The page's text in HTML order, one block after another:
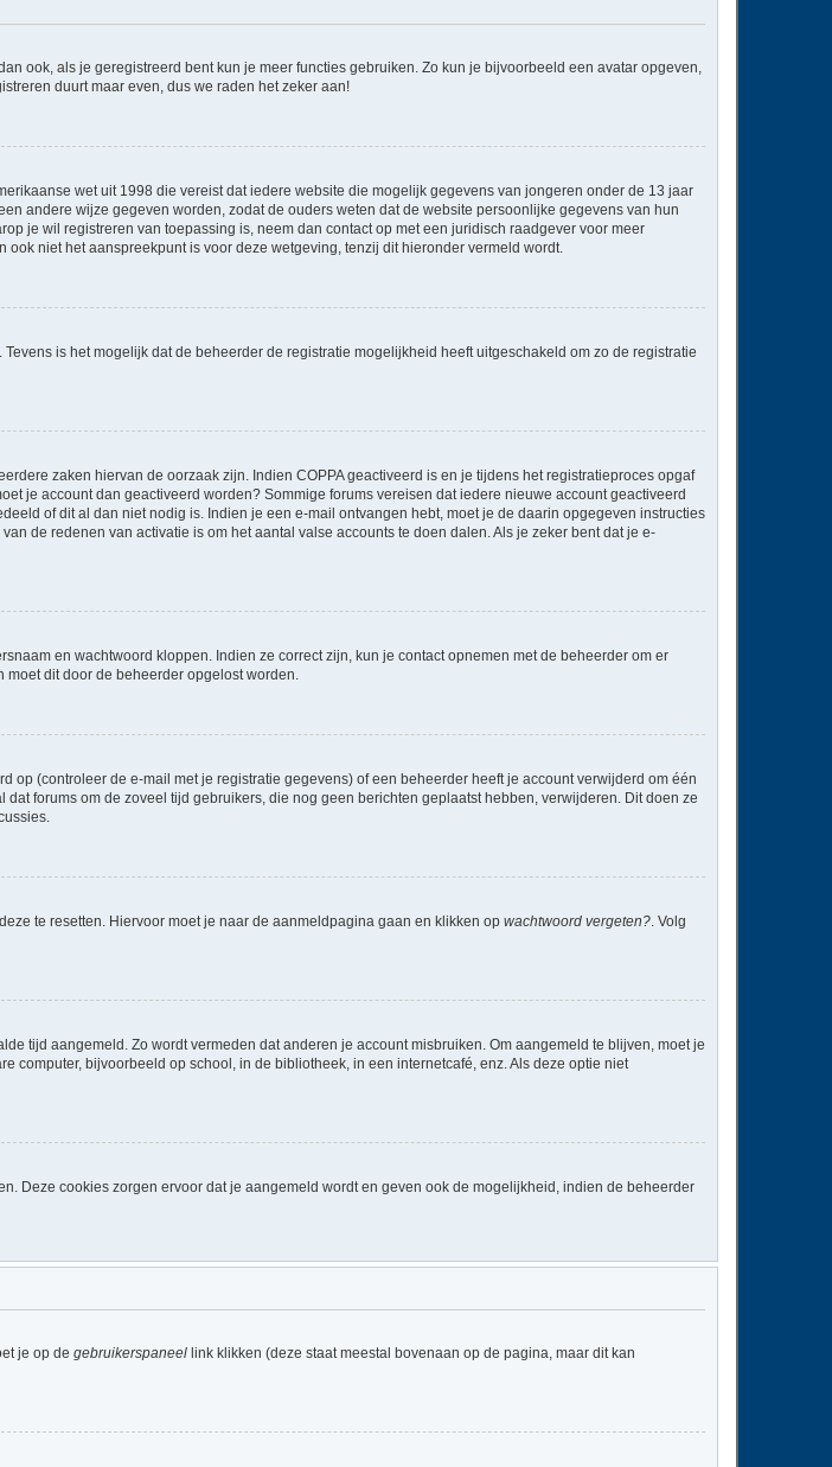
ook, als je geregistreerd bent kun je meer functies gebruiken. Zo kun je bijvoorbeeld een avatar opgeven,
duurt maar even, dus we raden het zeker aan!
wet uit 1998 die vereist dat iedere website die mogelijk gegevens van jongeren onder de 13 jaar
andere wijze gegeven worden, zodat de ouders weten dat de website persoonlijke gegevens van hun
je wil registreren van toepassing is, neem dan contact op met een juridisch raadgever voor meer
niet het aanspreekpunt is voor deze wetgeving, tenzij dit hieronder vermeld wordt.
is het mogelijk dat de beheerder de registratie mogelijkheid heeft uitgeschakeld om zo de registratie
zaken hiervan de oorzaak zijn. Indien COPPA geactiveerd is en je tijdens het registratieproces opgaf
je account dan geactiveerd worden? Sommige forums vereisen dat iedere nieuwe account geactiveerd
of dit al dan niet nodig is. Indien je een e-mail ontvangen hebt, moet je de daarin opgegeven instructies
de redenen van activatie is om het aantal valse accounts te doen dalen. Als je zeker bent dat je e-
en wachtwoord kloppen. Indien ze correct zijn, kun je contact opnemen met de beheerder om er
moet dit door de beheerder opgelost worden.
(controleer de e-mail met je registratie gegevens) of een beheerder heeft je account verwijderd om één
forums om de zoveel tijd gebruikers, die nog geen berichten geplaatst hebben, verwijderen. Dit doen ze
te resetten. Hiervoor moet je naar de aanmeldpagina gaan en klikken op wachtwoord vergeten?. Volg
tijd aangemeld. Zo wordt vermeden dat anderen je account misbruiken. Om aangemeld te blijven, moet je
computer, bijvoorbeeld op school, in de bibliotheek, in een internetcafé, enz. Als deze optie niet
Deze cookies zorgen ervoor dat je aangemeld wordt en geven ook de mogelijkheid, indien de beheerder
je op de gebruikerspaneel link klikken (deze staat meestal bovenaan op de pagina, maar dit kan